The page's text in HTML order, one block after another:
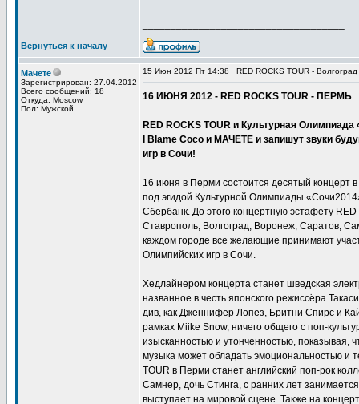
Вернуться к началу
Мачете
Зарегистрирован: 27.04.2012
Всего сообщений: 18
Откуда: Moscow
Пол: Мужской
15 Июн 2012 Пт 14:38 RED ROCKS TOUR - Волгоград
16 ИЮНЯ 2012 - RED ROCKS TOUR - ПЕРМЬ
RED ROCKS TOUR и Культурная
I Blame Coco и МАЧЕТЕ и запишут звуки
игр в Сочи!
16 июня в Перми состоится десятый концерт
под эгидой Культурной Олимпиады
Сбербанк. До этого концертную эстафету
Ставрополь, Волгоград, Воронеж, Саратов,
каждом городе все желающие принимают
Олимпийских игр в Сочи.
Хедлайнером концерта станет шведская
названное в честь японского режиссёра
див, как Дженнифер Лопез, Бритни Спирс и
рамках Miike Snow, ничего общего с поп-
изысканностью и утонченностью, показывая,
музыка может обладать эмоциональностью и
TOUR в Перми станет английский поп-рок
Самнер, дочь Стинга, с ранних лет
выступает на мировой сцене. Также на